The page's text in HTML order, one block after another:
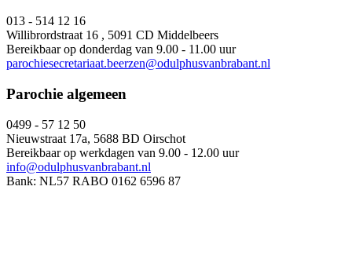
013 - 514 12 16
Willibrordstraat 16 , 5091 CD Middelbeers
Bereikbaar op donderdag van 9.00 - 11.00 uur
parochiesecretariaat.beerzen@odulphusvanbrabant.nl
Parochie algemeen
0499 - 57 12 50
Nieuwstraat 17a, 5688 BD Oirschot
Bereikbaar op werkdagen van 9.00 - 12.00 uur
info@odulphusvanbrabant.nl
Bank: NL57 RABO 0162 6596 87